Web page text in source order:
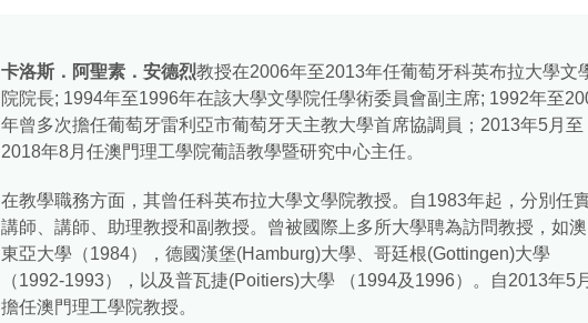
卡洛斯．阿聖素．安德烈教授在2006年至2013年任葡萄牙科英布拉大學文
院院長; 1994年至1996年在該大學文學院任學術委員會副主席; 1992年至
年曾多次擔任葡萄牙雷利亞市葡萄牙天主教大學首席協調員；2013年5月至
2018年8月任澳門理工學院葡語教學暨研究中心主任。
在教學職務方面，其曾任科英布拉大學文學院教授。自1983年起，分別任
講師、講師、助理教授和副教授。曾被國際上多所大學聘為訪問教授，如澳
東亞大學（1984），德國漢堡(Hamburg)大學、哥廷根(Gottingen)大學
（1992-1993），以及普瓦捷(Poitiers)大學 （1994及1996）。自2013年5
擔任澳門理工學院教授。